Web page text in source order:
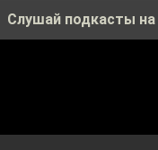
Слушай подкасты на